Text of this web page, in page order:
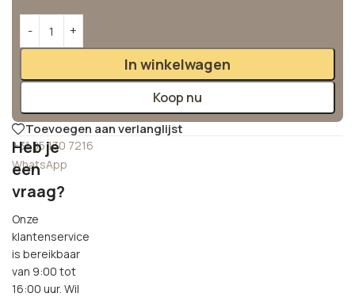
In winkelwagen
Koop nu
Toevoegen aan verlanglijst
+31 85 130 7216
WhatsApp
Heb je
een
vraag?
Onze
klantenservice
is bereikbaar
van 9:00 tot
16:00 uur. Wil